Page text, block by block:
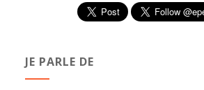
JE PARLE DE